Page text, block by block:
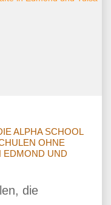
ALPHA SCHOOL
OHNE
EDMOND UND
die